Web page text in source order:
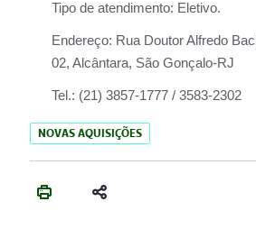
Tipo de atendimento: Eletivo.
Endereço: Rua Doutor Alfredo
02, Alcântara, São Gonçalo-RJ
Tel.: (21) 3857-1777 / 3583-2302
NOVAS AQUISIÇÕES